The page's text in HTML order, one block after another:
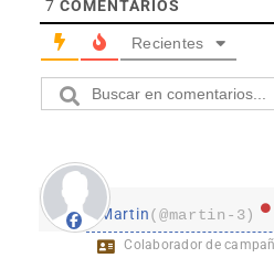
7 COMENTARIOS
Recientes
Martin(@martin-3)
Colaborador de